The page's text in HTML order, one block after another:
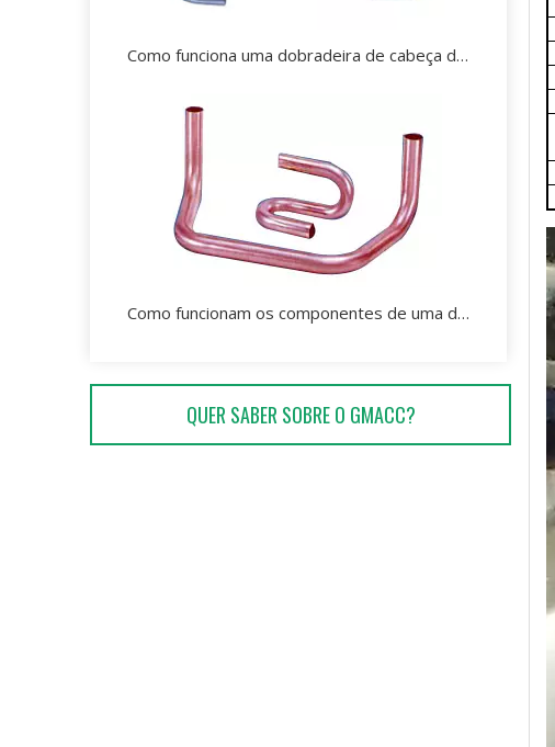
Como funciona uma dobradeira de cabeça dupla
Como funcionam os componentes de uma dobradeira de tubos?
QUER SABER SOBRE O GMACC?